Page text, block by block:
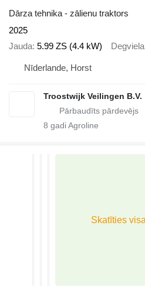
Dārza tehnika - zālienu traktors
2025
Jauda 5.99 ZS (4.4 kW) Degviela
Nīderlande, Horst
Troostwijk Veilingen B.V.
8 gadi Agroline